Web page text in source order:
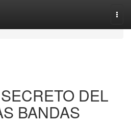
DEL
BANDAS